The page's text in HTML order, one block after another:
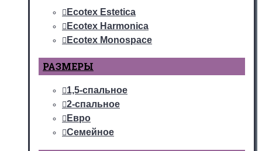
Ecotex Estetica
Ecotex Harmonica
Ecotex Monospace
РАЗМЕРЫ
1,5-спальное
2-спальное
Евро
Семейное